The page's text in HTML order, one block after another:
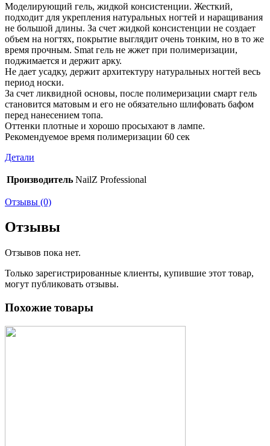
Моделирующий гель, жидкой консистенции. Жесткий,
подходит для укрепления натуральных ногтей и наращивания
не большой длины. За счет жидкой консистенции не создает
объем на ногтях, покрытие выглядит очень тонким, но в то же
время прочным. Smat гель не жжет при полимеризации,
поджимается и держит арку.
Не дает усадку, держит архитектуру натуральных ногтей весь
период носки.
За счет ликвидной основы, после полимеризации смарт гель
становится матовым и его не обязательно шлифовать бафом
перед нанесением топа.
Оттенки плотные и хорошо просыхают в лампе.
Рекомендуемое время полимеризации 60 сек
Детали
Производитель NailZ Professional
Отзывы (0)
Отзывы
Отзывов пока нет.
Только зарегистрированные клиенты, купившие этот товар,
могут публиковать отзывы.
Похожие товары